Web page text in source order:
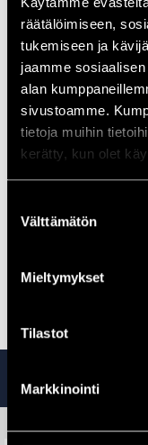
räätälöimiseen,
tukemiseen ja
jaamme
alan
sivustoamme.
tietoja muihin
kerätty, kun olet
valinta
Välttämätön
Mieltymykset
Tilastot
Markkinointi
Lämplig för
Effekt:2 × 50 W
Spänning:230 V
Ljusflöde: ca 5
Färgtemperatur:
utomhusytor
Alla